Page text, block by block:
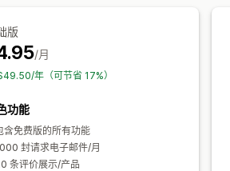
版
/月
年（可节省 17%）
功能
含免费版的所有功能
封请求电子邮件/月
条评价展示/产品